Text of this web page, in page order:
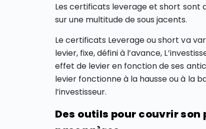
Les certificats leverage et short sont
sur une multitude de sous jacents.
Le certificats Leverage ou short va
levier, fixe, défini à l’avance,
effet de levier en fonction de ses
levier fonctionne à la hausse ou à la
l’investisseur.
Des outils pour couvrir